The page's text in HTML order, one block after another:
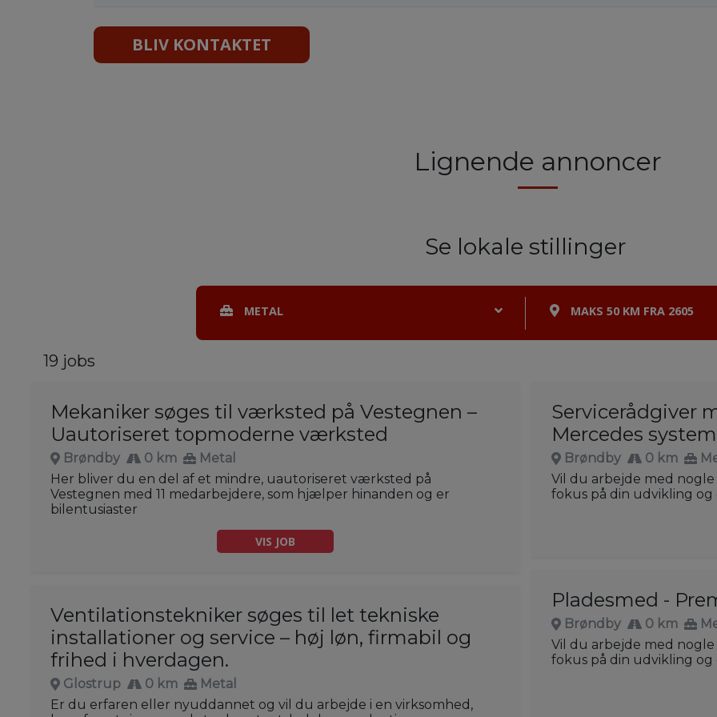
BLIV KONTAKTET
Lignende annoncer
Se lokale stillinger
METAL MAKS 50 KM FRA 2605
19 jobs
Mekaniker søges til værksted på Vestegnen –
Uautoriseret topmoderne værksted
Brøndby 0 km
Metal
Her bliver du en del af et mindre, uautoriseret værksted på
Vestegnen med 11 medarbejdere, som hjælper hinanden og er
bilentusiaster
VIS JOB
Servicerådgiver
Mercedes
Brøndby 0 km
Vil du arbejde med
fokus på din udvikling
Pladesmed -
Brøndby 0 km
Vil du arbejde med
fokus på din udvikling
Ventilationstekniker søges til let tekniske
installationer og service – høj løn, firmabil og
frihed i hverdagen.
Glostrup 0 km
Metal
Er du erfaren eller nyuddannet og vil du arbejde i en virksomhed,